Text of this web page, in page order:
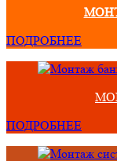
ПОДРОБНЕЕ
ПОДРОБНЕЕ